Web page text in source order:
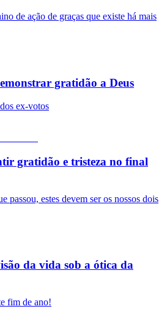
de ação de graças que existe há mais
gratidão a Deus
ex-votos
gratidão e tristeza no final
passou, estes devem ser os nossos dois
da vida sob a ótica da
fim de ano!